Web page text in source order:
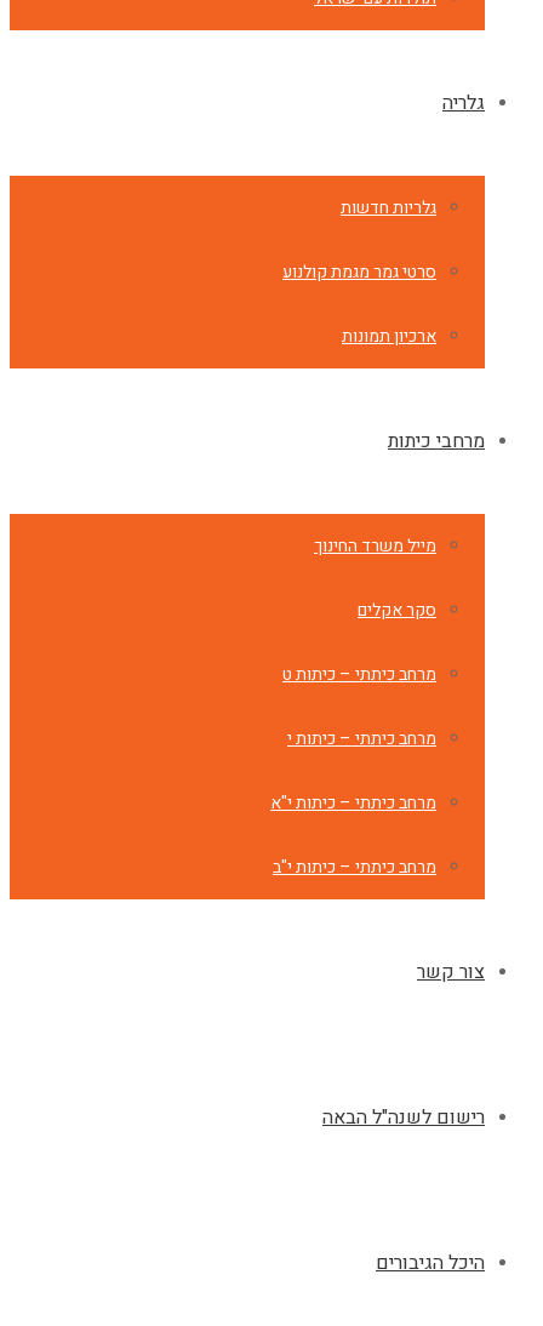
גלריה
גלריות חדשות
סרטי גמר מגמת קולנוע
ארכיון תמונות
מרחבי כיתות
מייל משרד החינוך
סקר אקלים
מרחב כיתתי – כיתות ט
מרחב כיתתי – כיתות י
מרחב כיתתי – כיתות י"א
מרחב כיתתי – כיתות י"ב
צור קשר
רישום לשנה"ל הבאה
היכל הגיבורים